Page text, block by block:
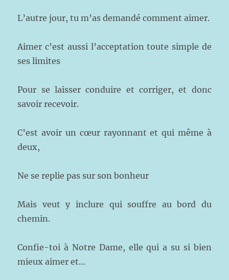
L’autre jour, tu m’as demandé comment aimer.
Aimer c’est aussi l’acceptation toute simple de
ses limites
Pour se laisser conduire et corriger, et donc
savoir recevoir.
C’est avoir un cœur rayonnant et qui même à
deux,
Ne se replie pas sur son bonheur
Mais veut y inclure qui souffre au bord du
chemin.
Confie-toi à Notre Dame, elle qui a su si bien
mieux aimer et…